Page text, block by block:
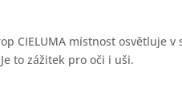
CIELUMA místnost osvětluje
to zážitek pro oči i uši.